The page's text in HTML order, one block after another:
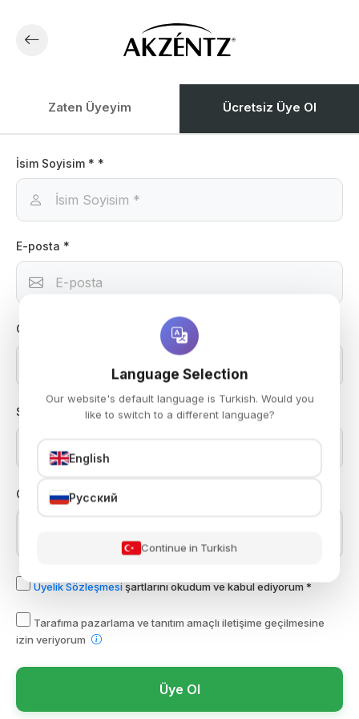
Zaten Üyeyim Ücretsiz Üye Ol
İsim Soyisim * *
E-posta *
Cep Telefonu * *
Şifre *
Cinsiyet
Üyelik Sözleşmesişartlarını okudum ve kabul ediyorum *
Tarafıma pazarlama ve tanıtım amaçlı iletişime geçilmesine
izin veriyorum
Üye Ol
Language Selection
Our website's default language is Turkish. Would you
like to switch to a different language?
English
Русский
Continue in Turkish